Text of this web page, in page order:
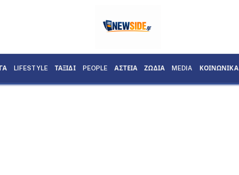
LIFESTYLE ΤΑΞΙΔΙ PEOPLE ΑΣΤΕΙΑ ΖΩΔΙΑ MEDIA ΚΟΙΝΩΝΙΚΑ